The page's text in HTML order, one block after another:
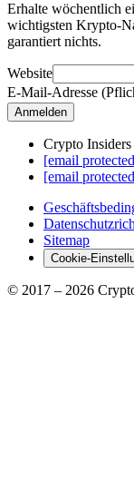
Erhalte wöchentlich
wichtigsten Krypto-
garantiert nichts.
Website
E-Mail-Adresse
Anmelden
Crypto
[email
[email
Sitemap
Cookie-
© 2017 – 2026